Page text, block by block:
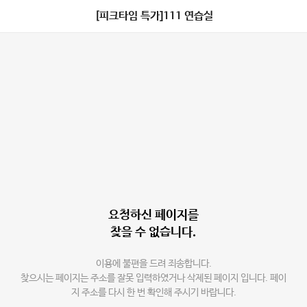
[피크타임 특가]111 연습실
요청하신 페이지를
찾을 수 없습니다.
이용에 불편을 드려 죄송합니다.
찾으시는 페이지는 주소를 잘못 입력하였거나 삭제된 페이지 입니다. 페이
지 주소를 다시 한 번 확인해 주시기 바랍니다.